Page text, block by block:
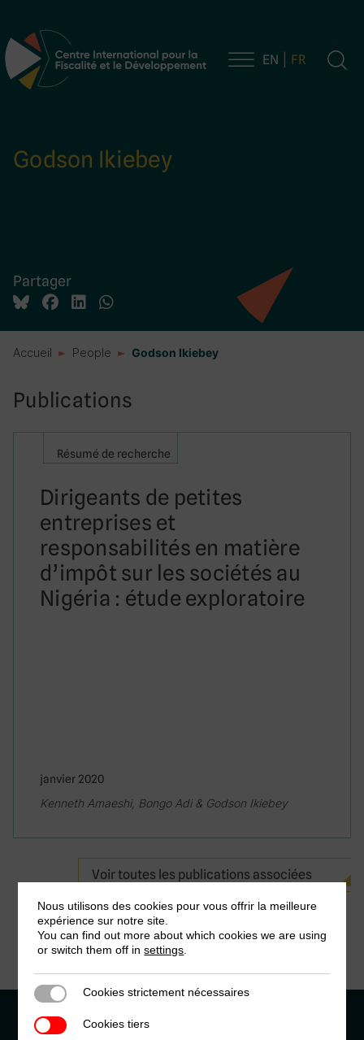
Navigation principale EN FR
Godson Ikiebey
Partager
Accueil People Godson Ikiebey
Publications
Résumé de recherche
Dirigeants de petites
entreprises et
responsabilités en matière
d’impôt sur les sociétés au
Nigéria : étude exploratoire
janvier 2020
Kenneth Amaeshi, Bongo Adi & Godson Ikiebey
Voir toutes les publications associées
Nous utilisons des cookies pour vous offrir la meilleure
expérience sur notre site.
You can find out more about which cookies we are using
or switch them off insettings
Cookies strictement nécessaires
Cookies strictement nécessaires
Cookies tiersCookies tiers